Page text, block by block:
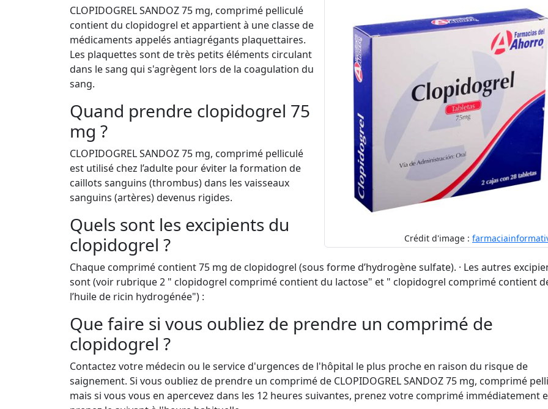
Crédit d'image :
CLOPIDOGREL SANDOZ 75 mg, comprimé pelliculé
contient du clopidogrel et appartient à une classe de
médicaments appelés antiagrégants plaquettaires.
Les plaquettes sont de très petits éléments circulant
dans le sang qui s'agrègent lors de la coagulation du
sang.
Quand prendre clopidogrel 75
mg ?
CLOPIDOGREL SANDOZ 75 mg, comprimé pelliculé
est utilisé chez l’adulte pour éviter la formation de
caillots sanguins (thrombus) dans les vaisseaux
sanguins (artères) devenus rigides.
Quels sont les excipients du
clopidogrel ?
Chaque comprimé contient 75 mg de clopidogrel (sous forme d’hydrogène sulfate). · Les autres
sont (voir rubrique 2 " clopidogrel comprimé contient du lactose" et " clopidogrel comprimé contient
l’huile de ricin hydrogénée") :
Que faire si vous oubliez de prendre un comprimé de
clopidogrel ?
Contactez votre médecin ou le service d'urgences de l'hôpital le plus proche en raison du risque de
saignement. Si vous oubliez de prendre un comprimé de CLOPIDOGREL SANDOZ 75 mg, comprimé
mais si vous vous en apercevez dans les 12 heures suivantes, prenez votre comprimé immédiatement